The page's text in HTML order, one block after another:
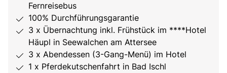
Fernreisebus
100% Durchführungsgarantie
3 x Übernachtung inkl. Frühstück im ****Hotel
Häupl in Seewalchen am Attersee
3 x Abendessen (3-Gang-Menü) im Hotel
1 x Pferdekutschenfahrt in Bad Ischl